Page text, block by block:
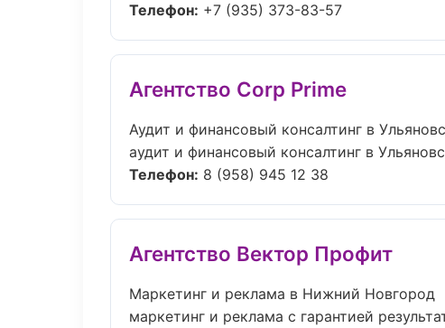
Телефон: +7 (935) 373-83-57
Агентство Corp Prime
Аудит и финансовый консалтинг в
аудит и финансовый консалтинг в
Телефон: 8 (958) 945 12 38
Агентство Вектор Профит
Маркетинг и реклама в Нижний Новгород
маркетинг и реклама с гарантией